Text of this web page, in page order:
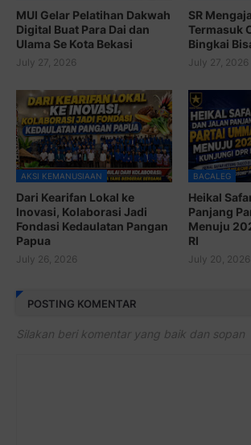
MUI Gelar Pelatihan Dakwah
Digital Buat Para Dai dan
Ulama Se Kota Bekasi
July 27, 2026
SR
Termasuk
Bingkai
July 27, 2026
AKSI KEMANUSIAAN
Dari Kearifan Lokal ke
Inovasi, Kolaborasi Jadi
Fondasi Kedaulatan Pangan
Papua
July 26, 2026
BACALEG
Heikal
Panjang
Menuju
RI
July 20, 2026
POSTING KOMENTAR
Silakan beri komentar yang baik dan sopan